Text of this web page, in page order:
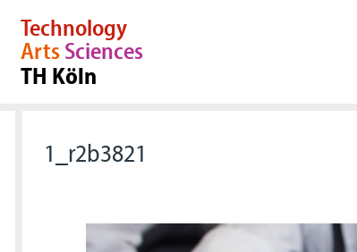
Technology
ArtsSciences
TH Köln
1_r2b3821